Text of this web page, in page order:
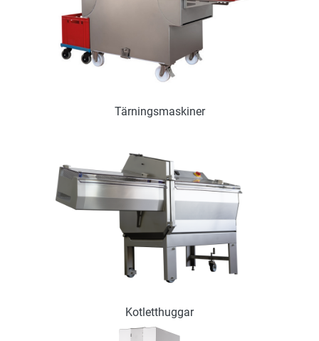
Tärningsmaskiner
Kotletthuggar